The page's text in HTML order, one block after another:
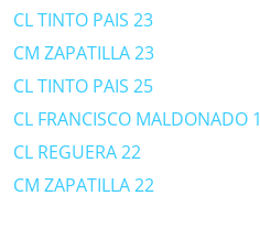
CL TINTO PAIS 23
CM ZAPATILLA 23
CL TINTO PAIS 25
CL FRANCISCO MALDONADO 1
CL REGUERA 22
CM ZAPATILLA 22